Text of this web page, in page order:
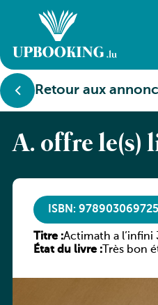
Retour aux
A. offre le(s)
ISBN:
Titre :Actimath a l’infini
État du livre :Très bon